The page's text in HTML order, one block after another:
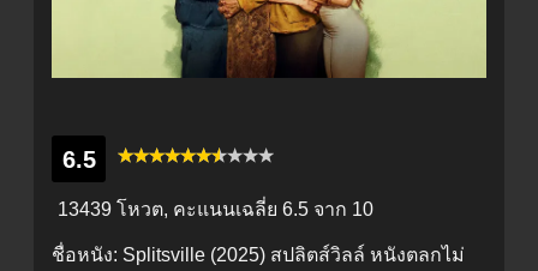
6.5
13439 โหวต, คะแนนเฉลี่ย 6.5 จาก 10
ชื่อหนัง: Splitsville (2025) สปลิตส์วิลล์ หนังตลกไม่